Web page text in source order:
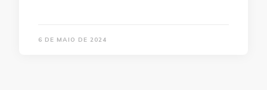
6 DE MAIO DE 2024